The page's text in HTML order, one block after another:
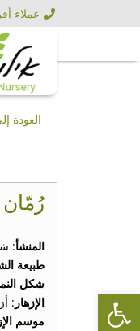
عملاء أفراد -
العودة
المنشأ:
طبيعة
شكل
الإزهار :
موسم
toolbar